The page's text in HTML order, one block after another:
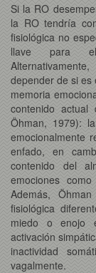
Si la RO
la RO tendría
fisiológica no
llave para el
depender de si es
memoria
contenido
Öhman, 1979):
emocionalmente
enfado, en
contenido del
emociones
Además,
fisiológica
miedo o enojo
activación
inactividad
vagalmente.